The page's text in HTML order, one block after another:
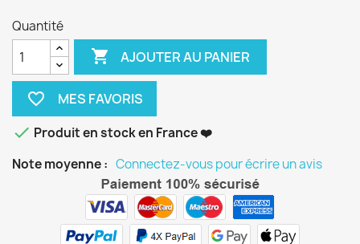
Quantité
 AJOUTER AU PANIER
favorite_border
 Produit en stock en France ❤️
Note moyenne : Connectez-vous pour écrire un avis